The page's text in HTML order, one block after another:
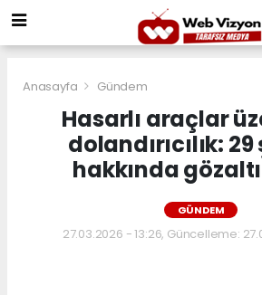
Anasayfa Gündem
Hasarlı araçlar
dolandırıcılık:
hakkında
GÜNDEM
27.03.2026 - 13:26, Güncelleme: